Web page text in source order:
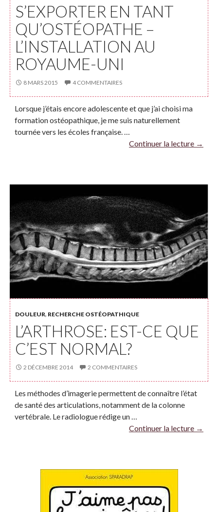
S’EXPORTER EN TANT
QU’OSTÉOPATHE –
L’INSTALLATION AU
ROYAUME-UNI
8 MARS 2015 4 COMMENTAIRES
Lorsque j’étais encore adolescente et que j’ai choisi ma
formation ostéopathique, je me suis naturellement
tournée vers les écoles française. …
Continuer la lecture →
DOULEUR, RECHERCHE OSTÉOPATHIQUE
L’ARTHROSE: EST-CE QUE
C’EST NORMAL?
2 DÉCEMBRE 2014 2 COMMENTAIRES
Les méthodes d’imagerie permettent de connaître l’état
de santé des articulations, notamment de la colonne
vertébrale. Le radiologue rédige un …
Continuer la lecture →